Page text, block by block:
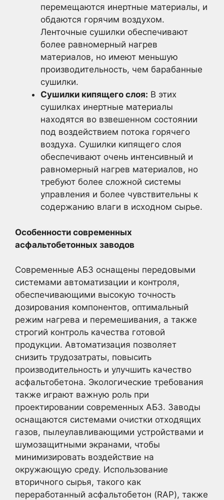
перемещаются инертные материалы, и
обдаются горячим воздухом.
Ленточные сушилки обеспечивают
более равномерный нагрев
материалов, но имеют меньшую
производительность, чем барабанные
сушилки.
Сушилки кипящего слоя: В этих
сушилках инертные материалы
находятся во взвешенном состоянии
под воздействием потока горячего
воздуха. Сушилки кипящего слоя
обеспечивают очень интенсивный и
равномерный нагрев материалов, но
требуют более сложной системы
управления и более чувствительны к
содержанию влаги в исходном сырье.
Особенности современных
асфальтобетонных заводов
Современные АБЗ оснащены передовыми
системами автоматизации и контроля,
обеспечивающими высокую точность
дозирования компонентов, оптимальный
режим нагрева и перемешивания, а также
строгий контроль качества готовой
продукции. Автоматизация позволяет
снизить трудозатраты, повысить
производительность и улучшить качество
асфальтобетона. Экологические требования
также играют важную роль при
проектировании современных АБЗ. Заводы
оснащаются системами очистки отходящих
газов, пылеулавливающими устройствами и
шумозащитными экранами, чтобы
минимизировать воздействие на
окружающую среду. Использование
вторичного сырья, такого как
переработанный асфальтобетон (RAP), также